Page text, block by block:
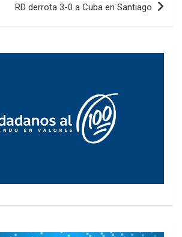
RD derrota 3-0 a Cuba en Santiago